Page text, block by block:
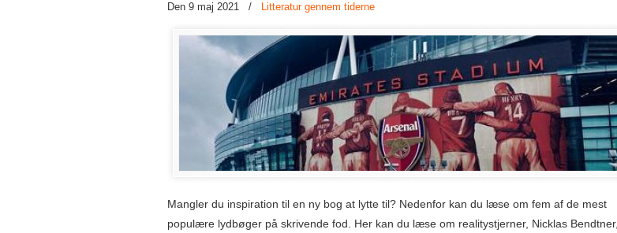
Den 9 maj 2021 / Litteratur gennem tiderne
Mangler du inspiration til en ny bog at lytte til? Nedenfor kan du læse om fem af de mest
populære lydbøger på skrivende fod. Her kan du læse om realitystjerner, Nicklas Bendtner,